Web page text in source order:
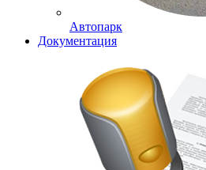
Автопарк
Документация